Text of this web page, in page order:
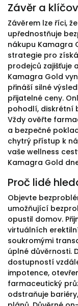
Závěr a
Závěrem lze říci,
upřednostňuje
nákupu Kamagra
strategie pro
prodejců zajišťuje
Kamagra Gold
přináší silné
přijatelné ceny.
pohodlí, diskrétní
Vždy ověřte
a bezpečné
chytrý přístup k
vaše wellness
Kamagra Gold
Proč lidé
Objevte
umožňující
opustil domov.
virtuálních
soukromými
úplné důvěrnosti.
dostupností
impotence,
farmaceutický
odstraňuje